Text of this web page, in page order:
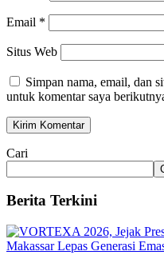
Email *
Situs Web
Simpan nama, email, dan
untuk komentar saya
Cari
Berita Terkini